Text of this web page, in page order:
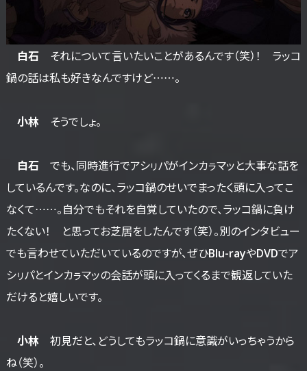
白石 それについて言いたいことがあるんです（笑）！ ラッコ
鍋の話は私も好きなんですけど……。
小林 そうでしょ。
白石 でも、同時進行でアシㇼパがインカㇻマッと大事な話を
しているんです。なのに、ラッコ鍋のせいでまったく頭に入ってこ
なくて……。自分でもそれを自覚していたので、ラッコ鍋に負け
たくない！ と思ってお芝居をしたんです（笑）。別のインタビュー
でも言わせていただいているのですが、ぜひBlu-rayやDVDでア
シㇼパとインカㇻマッの会話が頭に入ってくるまで観返していた
だけると嬉しいです。
小林 初見だと、どうしてもラッコ鍋に意識がいっちゃうから
ね（笑）。